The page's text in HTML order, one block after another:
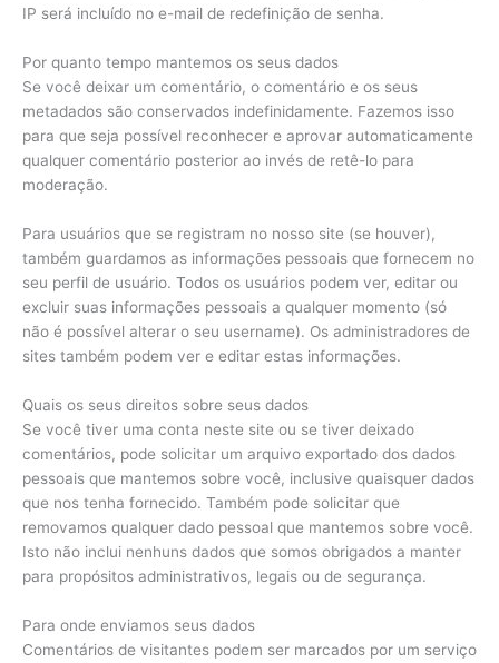
IP será incluído no e-mail de redefinição de senha.
Por quanto tempo mantemos os seus dados
Se você deixar um comentário, o comentário e os seus
metadados são conservados indefinidamente. Fazemos isso
para que seja possível reconhecer e aprovar automaticamente
qualquer comentário posterior ao invés de retê-lo para
moderação.
Para usuários que se registram no nosso site (se houver),
também guardamos as informações pessoais que fornecem no
seu perfil de usuário. Todos os usuários podem ver, editar ou
excluir suas informações pessoais a qualquer momento (só
não é possível alterar o seu username). Os administradores de
sites também podem ver e editar estas informações.
Quais os seus direitos sobre seus dados
Se você tiver uma conta neste site ou se tiver deixado
comentários, pode solicitar um arquivo exportado dos dados
pessoais que mantemos sobre você, inclusive quaisquer dados
que nos tenha fornecido. Também pode solicitar que
removamos qualquer dado pessoal que mantemos sobre você.
Isto não inclui nenhuns dados que somos obrigados a manter
para propósitos administrativos, legais ou de segurança.
Para onde enviamos seus dados
Comentários de visitantes podem ser marcados por um serviço